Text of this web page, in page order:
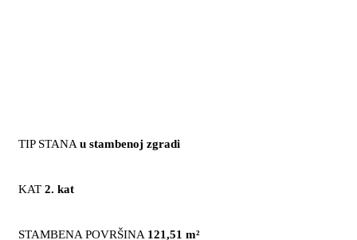
TIP STANA u stambenoj zgradi
KAT 2. kat
STAMBENA POVRŠINA 121,51 m²